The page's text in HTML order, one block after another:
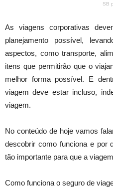
SB
As viagens corporativas
planejamento possível,
aspectos, como transporte,
itens que permitirão que o
melhor forma possível. E
viagem deve estar incluso,
viagem.
No conteúdo de hoje vamos
descobrir como funciona e por
tão importante para que a
Como funciona o seguro de